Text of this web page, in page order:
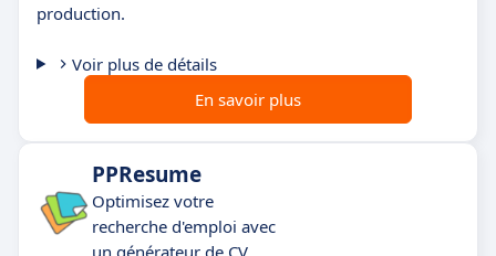
production.
Voir plus de détails
En savoir plus
PPResume
Optimisez votre
recherche d'emploi avec
un générateur de CV